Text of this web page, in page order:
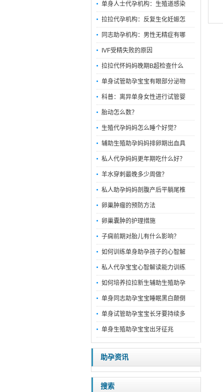
单身人士代孕机构：生殖道感染
拉拉代孕机构：反复生化妊娠怎
同志助孕机构：男性无精症有哪
IVF受精失败的原因
拉拉代怀妈妈晚期B超检查什么
单身试管助孕宝宝有眼部分泌物
科普：离异单身女性进行试管婴
胎动怎么数？
生殖代孕妈妈怎么睡个好觉？
辅助生殖助孕妈妈排卵期出血具
私人代孕妈妈更年期吃什么好？
羊水穿刺最晚多少周做？
私人助孕妈妈剖腹产后平躺尾椎
卵巢肿瘤的预防方法
卵巢囊肿的护理措施
子痫前期对胎儿有什么影响？
如何训练单身助孕孩子的心智解
私人代孕宝宝心智解读能力训练
如何培养拉拉新生辅助生殖助孕
单身同志助孕宝宝睡眠黑白颠倒
单身试管助孕宝宝长牙要持续多
单身生殖助孕宝宝出牙征兆
助孕资讯
搜索